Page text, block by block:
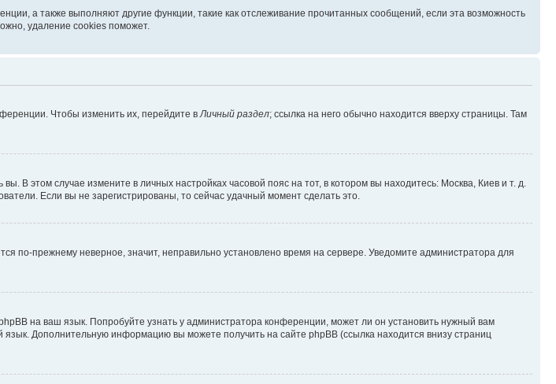
а также выполняют другие функции, такие как отслеживание прочитанных сообщений, если эта возможность
удаление cookies поможет.
Чтобы изменить их, перейдите в Личный раздел; ссылка на него обычно находится вверху страницы. Там
В этом случае измените в личных настройках часовой пояс на тот, в котором вы находитесь: Москва, Киев и т. д.
Если вы не зарегистрированы, то сейчас удачный момент сделать это.
по-прежнему неверное, значит, неправильно установлено время на сервере. Уведомите администратора для
на ваш язык. Попробуйте узнать у администратора конференции, может ли он установить нужный вам
язык. Дополнительную информацию вы можете получить на сайте phpBB (ссылка находится внизу страниц